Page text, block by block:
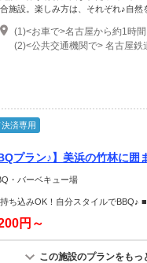
合施設。楽しみ方は、それぞれ♪自
(2)<公共交通機関で> 名古屋
済専用
プラン♪】美浜の竹林に
・バーベキュー場
ち込みOK！自分スタイルでBBQ♪
円～
この施設のプランをもっ